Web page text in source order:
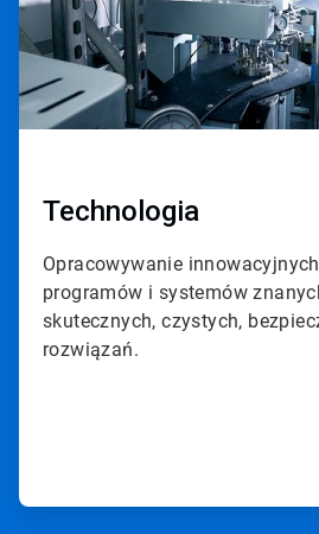
e
d
Technologia
Opracowywanie
programów i systemów
skutecznych, czystych,
rozwiązań.